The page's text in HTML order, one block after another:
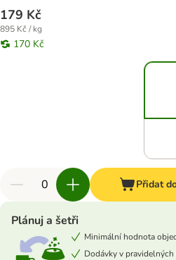
179 Kč
895 Kč / kg
170 Kč
Přidat
Plánuj a šetři
Minimální hodnota
Dodávky v